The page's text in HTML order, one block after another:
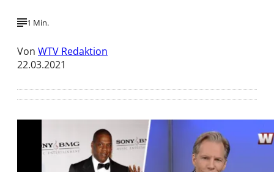
1 Min.
Von WTV Redaktion
22.03.2021
Mit der Wiedergabe dieses Videos werden